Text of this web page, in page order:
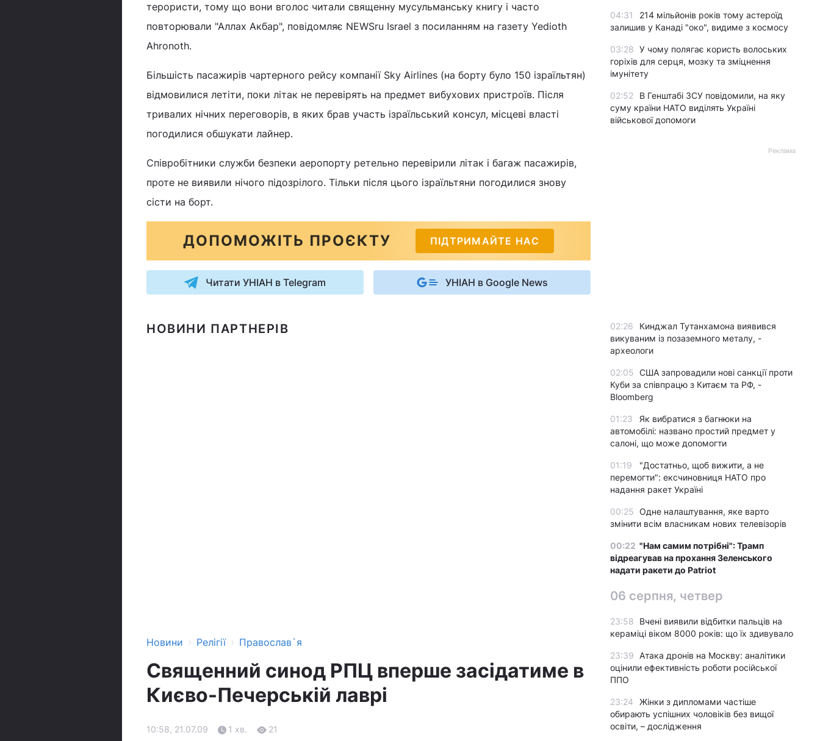
терористи, тому що вони вголос читали священну мусульманську книгу і часто
повторювали "Аллах Акбар", повідомляє NEWSru Israel з посиланням на газету Yedioth
Ahronoth.
Більшість пасажирів чартерного рейсу компанії Sky Airlines (на борту було 150 ізраїльтян)
відмовилися летіти, поки літак не перевірять на предмет вибухових пристроїв. Після
тривалих нічних переговорів, в яких брав участь ізраїльський консул, місцеві власті
погодилися обшукати лайнер.
Співробітники служби безпеки аеропорту ретельно перевірили літак і багаж пасажирів,
проте не виявили нічого підозрілого. Тільки після цього ізраїльтяни погодилися знову
сісти на борт.
ДОПОМОЖІТЬ ПРОЄКТУ ПІДТРИМАЙТЕ НАС
Читати УНІАН в Telegram УНІАН в Google News
НОВИНИ ПАРТНЕРІВ
Новини › Релігії › Православ`я
Священний синод РПЦ вперше засідатиме в
Києво-Печерській лаврі
10:58, 21.07.09 1 хв. 21
04:31
214 мільйонів років тому астероїд
залишив у Канаді "око", видиме з космосу
03:28 У чому полягає користь волоських
горіхів для серця, мозку та зміцнення
імунітету
02:52
В Генштабі ЗСУ повідомили, на яку
суму країни НАТО виділять Україні
військової допомоги
Реклама
02:26
Кинджал Тутанхамона виявився
викуваним із позаземного металу, -
археологи
02:05 США запровадили нові санкції проти
Куби за співпрацю з Китаєм та РФ, -
Bloomberg
01:23
Як вибратися з багнюки на
автомобілі: названо простий предмет у
салоні, що може допомогти
01:19
"Достатньо, щоб вижити, а не
перемогти": ексчиновниця НАТО про
надання ракет Україні
00:25 Одне налаштування, яке варто
змінити всім власникам нових телевізорів
00:22 "Нам самим потрібні": Трамп
відреагував на прохання Зеленського
надати ракети до Patriot
06 серпня, четвер
23:58
Вчені виявили відбитки пальців на
кераміці віком 8000 років: що їх здивувало
23:39
Атака дронів на Москву: аналітики
оцінили ефективність роботи російської
ППО
23:24
Жінки з дипломами частіше
обирають успішних чоловіків без вищої
освіти, – дослідження